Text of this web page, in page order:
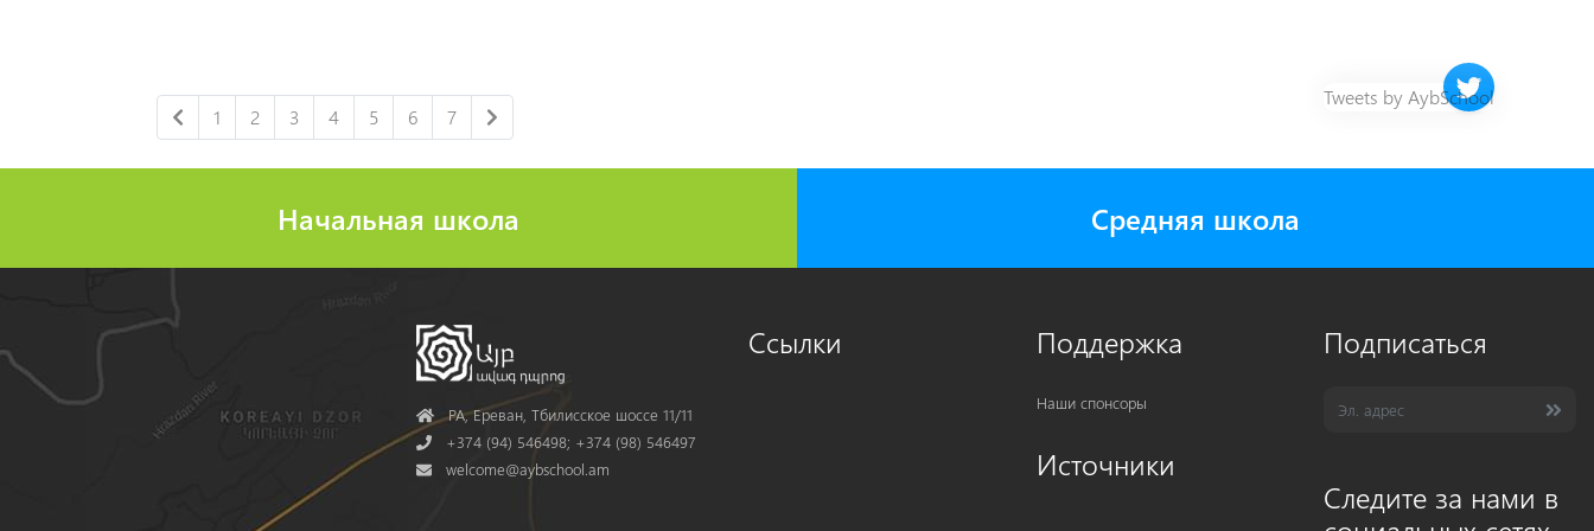
1 2 3 4 5 6 7
Twitter timeline
Tweets by AybSchool
Начальная школа Средняя школа
AddressРА, Ереван, Тбилисское шоссе 11/11
Phone+374 (94) 546498; +374 (98) 546497
Mail
welcome@aybschool.am
Ссылки Поддержка
Наши спонсоры
Источники
Подписаться
Следите за нами в